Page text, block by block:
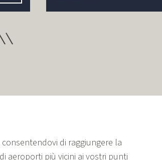
consentendovi di raggiungere la
aeroporti più vicini ai vostri punti